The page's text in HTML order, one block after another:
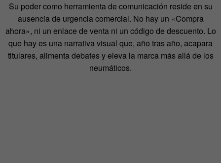
Su poder como herramienta de comunicación reside en su
ausencia de urgencia comercial. No hay un «Compra
ahora», ni un enlace de venta ni un código de descuento. Lo
que hay es una narrativa visual que, año tras año, acapara
titulares, alimenta debates y eleva la marca más allá de los
neumáticos.